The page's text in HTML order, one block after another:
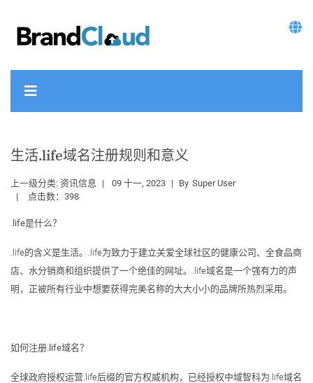
生活.life域名注册规则和意义
上一级分类: 资讯信息 09 十一, 2023 By Super User
点击数：398
. life是什么？
.life的含义是生活。.life为致力于建立关爱全球社区的健康公司、全食品商
店、水分销商和组织提供了一个绝佳的网址。.life域名是一个强有力的声
明，正被所有行业中想要获得完美名称的大大小小的品牌所热烈采用。
如何注册.life域名？
全球政府授权运营.life后缀的官方权威机构，已经授权中域智科为.life域名